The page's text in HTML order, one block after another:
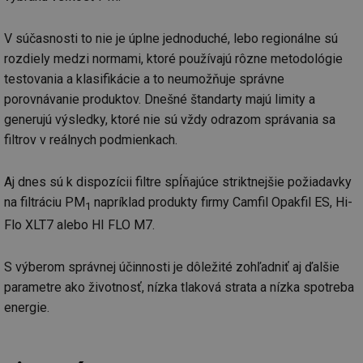
V súčasnosti to nie je úplne jednoduché, lebo regionálne sú
rozdiely medzi normami, ktoré používajú rôzne metodológie
testovania a klasifikácie a to neumožňuje správne
porovnávanie produktov. Dnešné štandarty majú limity a
generujú výsledky, ktoré nie sú vždy odrazom správania sa
filtrov v reálnych podmienkach.
Aj dnes sú k dispozícii filtre spĺňajúce striktnejšie požiadavky
na filtráciu PM1 napríklad produkty firmy Camfil Opakfil ES, Hi-
Flo XLT7 alebo HI FLO M7.
S výberom správnej účinnosti je dôležité zohľadniť aj ďalšie
parametre ako životnosť, nízka tlaková strata a nízka spotreba
energie.
Funkční soubory
Nezařazené
soubory
Nezbytně nutné soubory
Výkonové soubory
Soubory cílení
Funkční soubory
Nezbytně nutné soubory cookie umožňují základní
funkce webových stránek, jako je přihlášení
uživatele a správa účtu. Webové stránky nelze bez